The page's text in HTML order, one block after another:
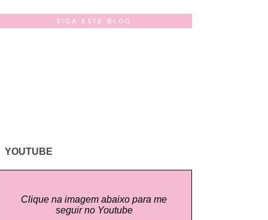
SIGA ESTE BLOG
YOUTUBE
Clique na imagem abaixo para me
seguir no Youtube